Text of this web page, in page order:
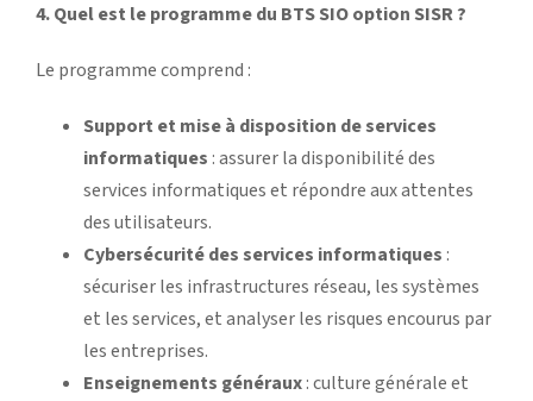
4. Quel est le programme du BTS SIO option SISR ?
Le programme comprend :
Support et mise à disposition de services
informatiques : assurer la disponibilité des
services informatiques et répondre aux attentes
des utilisateurs.
Cybersécurité des services informatiques :
sécuriser les infrastructures réseau, les systèmes
et les services, et analyser les risques encourus par
les entreprises.
Enseignements généraux: culture générale et